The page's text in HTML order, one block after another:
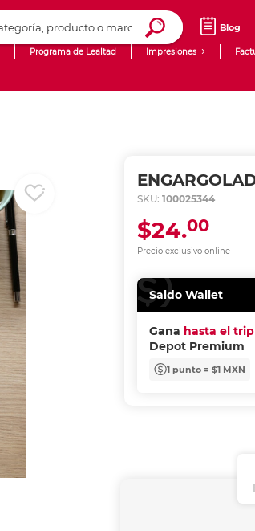
Blog
Programa de Lealtad Impresiones
SKU: 100025344
Precio exclusivo online
$24.00
Saldo Wallet
Gana hasta el
Depot Premium
1 punto = $1 MXN